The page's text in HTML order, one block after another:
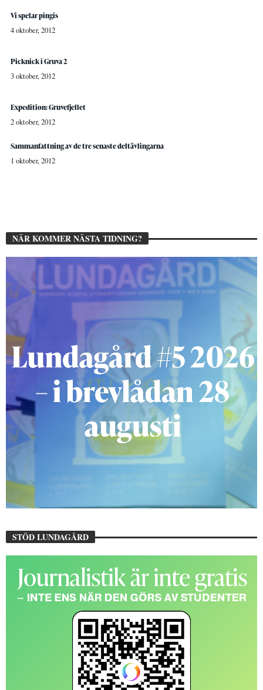
Vi spelar pingis
4 oktober, 2012
Picknick i Gruva 2
3 oktober, 2012
Expedition: Gruvefjellet
2 oktober, 2012
Sammanfattning av de tre senaste deltävlingarna
1 oktober, 2012
NÄR KOMMER NÄSTA TIDNING?
STÖD LUNDAGÅRD